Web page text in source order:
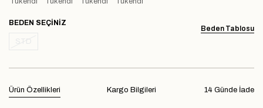
Beden Tablosu
BEDEN
Ürün Özellikleri 14 Günde İade
Kargo Bilgileri